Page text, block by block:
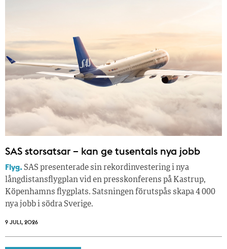
SAS storsatsar – kan ge tusentals nya jobb
Flyg.SAS presenterade sin rekordinvestering i nya
långdistansflygplan vid en presskonferens på Kastrup,
Köpenhamns flygplats. Satsningen förutspås skapa 4 000
nya jobb i södra Sverige.
9 JULI, 2026